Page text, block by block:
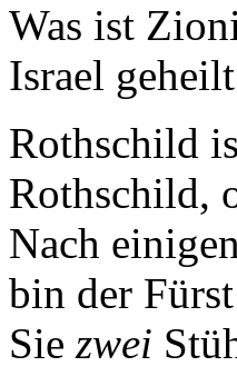
Was ist
Israel
Rothschild
Rothschild,
Nach
bin der
Sie zwei